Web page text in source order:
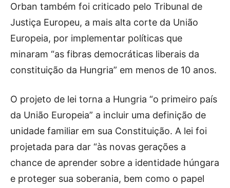
Orban também foi criticado pelo Tribunal de
Justiça Europeu, a mais alta corte da União
Europeia, por implementar políticas que
minaram “as fibras democráticas liberais da
constituição da Hungria” em menos de 10 anos.
O projeto de lei torna a Hungria “o primeiro país
da União Europeia” a incluir uma definição de
unidade familiar em sua Constituição. A lei foi
projetada para dar “às novas gerações a
chance de aprender sobre a identidade húngara
e proteger sua soberania, bem como o papel